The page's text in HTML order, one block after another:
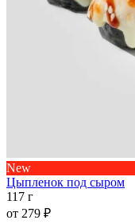
New
Цыпленок под сыром
117 г
от 279 ₽